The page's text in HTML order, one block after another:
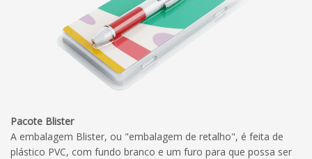
Pacote Blister
A embalagem Blister, ou "embalagem de retalho", é feita de
plástico PVC, com fundo branco e um furo para que possa ser